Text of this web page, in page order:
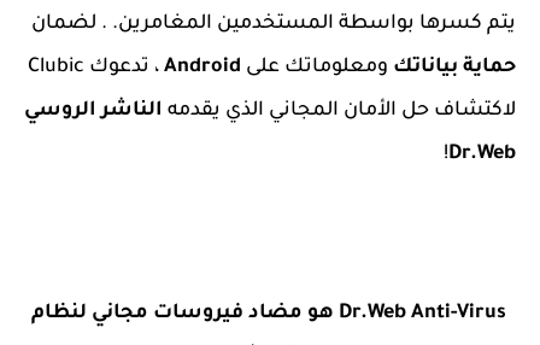
يتم كسرها بواسطة المستخدمين المغامرين. . لضمان
حماية بياناتك ومعلوماتك على Android
، تدعوك Clubic
لاكتشاف حل الأمان المجاني الذي يقدمه الناشر الروسي
Dr.Web
!
Dr.Web Anti-Virus هو مضاد فيروسات مجاني لنظام